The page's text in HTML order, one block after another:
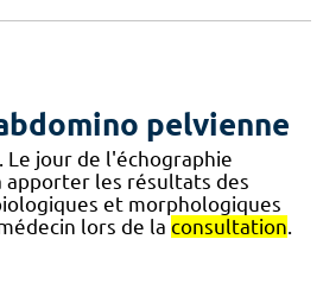
pelvienne
. Le jour de l'échographie
apporter les résultats des
et morphologiques
lors de la consultation.